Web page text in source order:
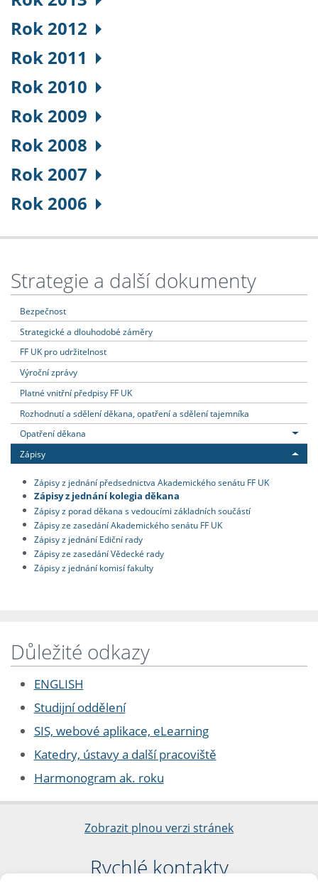
Rok 2012
Rok 2011
Rok 2010
Rok 2009
Rok 2008
Rok 2007
Rok 2006
Strategie a další dokumenty
Bezpečnost
Strategické a dlouhodobé záměry
FF UK pro udržitelnost
Výroční zprávy
Platné vnitřní předpisy FF UK
Rozhodnutí a sdělení děkana, opatření a sdělení tajemníka
Opatření děkana
Zápisy
Zápisy z jednání předsednictva Akademického senátu FF UK
Zápisy z jednání kolegia děkana
Zápisy z porad děkana s vedoucími základních součástí
Zápisy ze zasedání Akademického senátu FF UK
Zápisy z jednání Ediční rady
Zápisy ze zasedání Vědecké rady
Zápisy z jednání komisí fakulty
Důležité odkazy
ENGLISH
Studijní oddělení
SIS, webové aplikace, eLearning
Katedry, ústavy a další pracoviště
Harmonogram ak. roku
Zobrazit plnou verzi stránek
Rychlé kontakty